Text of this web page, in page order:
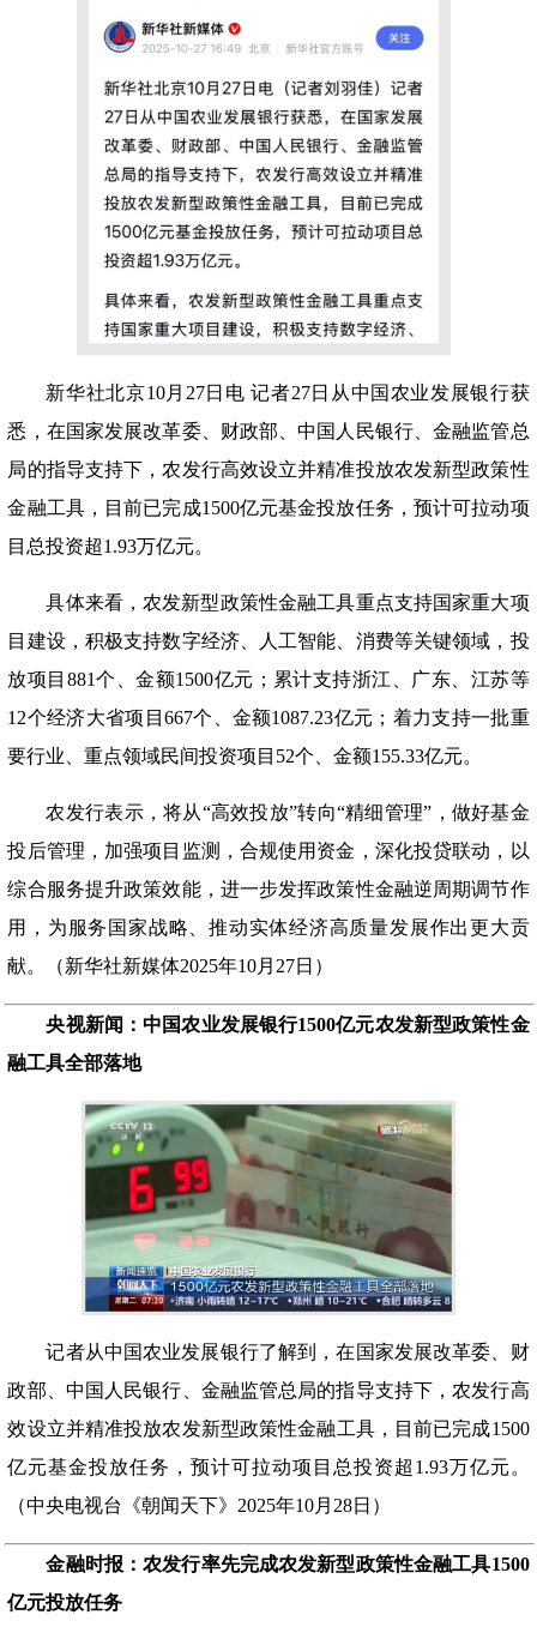
新华社北京10月27日电 记者27日从中国农业发展银行获
悉，在国家发展改革委、财政部、中国人民银行、金融监管总
局的指导支持下，农发行高效设立并精准投放农发新型政策性
金融工具，目前已完成1500亿元基金投放任务，预计可拉动项
目总投资超1.93万亿元。
具体来看，农发新型政策性金融工具重点支持国家重大项
目建设，积极支持数字经济、人工智能、消费等关键领域，投
放项目 881个、金额1500亿元；累计支持浙江、广东、江苏等
12个经济大省项目667个、金额1087.23亿元；着力支持一批重
要行业、重点领域民间投资项目52个、金额155.33亿元。
农发行表示，将从“高效投放”转向“精细管理”，做好基金
投后管理，加强项目监测，合规使用资金，深化投贷联动，以
综合服务提升政策效能，进一步发挥政策性金融逆周期调节作
用，为服务国家战略、推动实体经济高质量发展作出更大贡
献。（新华社新媒体2025年10月27日）
央视新闻：中国农业发展银行1500亿元农发新型政策性金
融工具全部落地
记者从中国农业发展银行了解到，在国家发展改革委、财
政部、中国人民银行、金融监管总局的指导支持下，农发行高
效设立并精准投放农发新型政策性金融工具，目前已完成1500
亿元基金投放任务，预计可拉动项目总投资超1.93万亿元。
（中央电视台《朝闻天下》2025年10月28日）
金融时报：农发行率先完成农发新型政策性金融工具1500
亿元投放任务